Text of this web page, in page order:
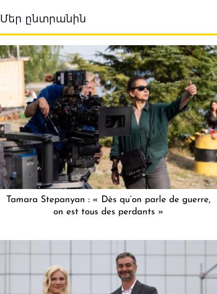
Մեր ընտրանին
Tamara Stepanyan : « Dès qu’on parle de guerre,
on est tous des perdants »